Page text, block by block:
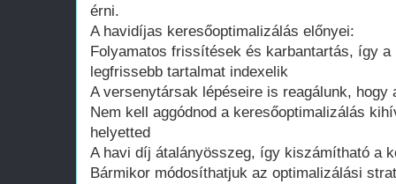
érni.
A havidíjas keresőoptimalizálás előnyei:
Folyamatos frissítések és karbantartás, így a
legfrissebb tartalmat indexelik
A versenytársak lépéseire is reagálunk, hogy
Nem kell aggódnod a keresőoptimalizálás
helyetted
A havi díj átalányösszeg, így kiszámítható a
Bármikor módosíthatjuk az optimalizálási